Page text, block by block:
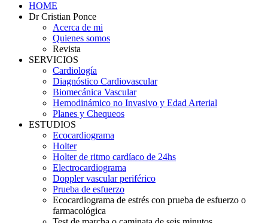
HOME
Dr Cristian Ponce
Acerca de mi
Quienes somos
Revista
SERVICIOS
Cardiología
Diagnóstico Cardiovascular
Biomecánica Vascular
Hemodinámico no Invasivo y Edad Arterial
Planes y Chequeos
ESTUDIOS
Ecocardiograma
Holter
Holter de ritmo cardíaco de 24hs
Electrocardiograma
Doppler vascular periférico
Prueba de esfuerzo
Ecocardiograma de estrés con prueba de esfuerzo o
farmacológica